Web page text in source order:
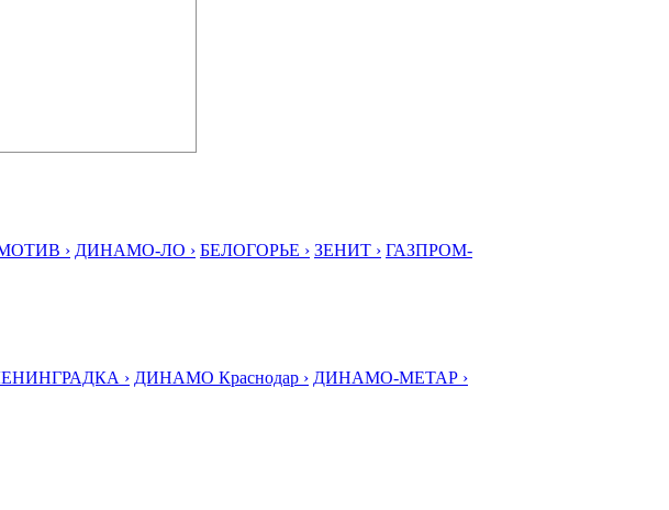
› ДИНАМО-ЛО › БЕЛОГОРЬЕ › ЗЕНИТ › ГАЗПРОМ-
› ДИНАМО Краснодар › ДИНАМО-МЕТАР ›